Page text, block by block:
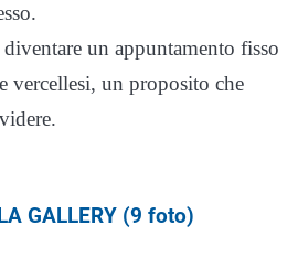
un appuntamento fisso
vercellesi, un proposito che
GALLERY (9 foto)